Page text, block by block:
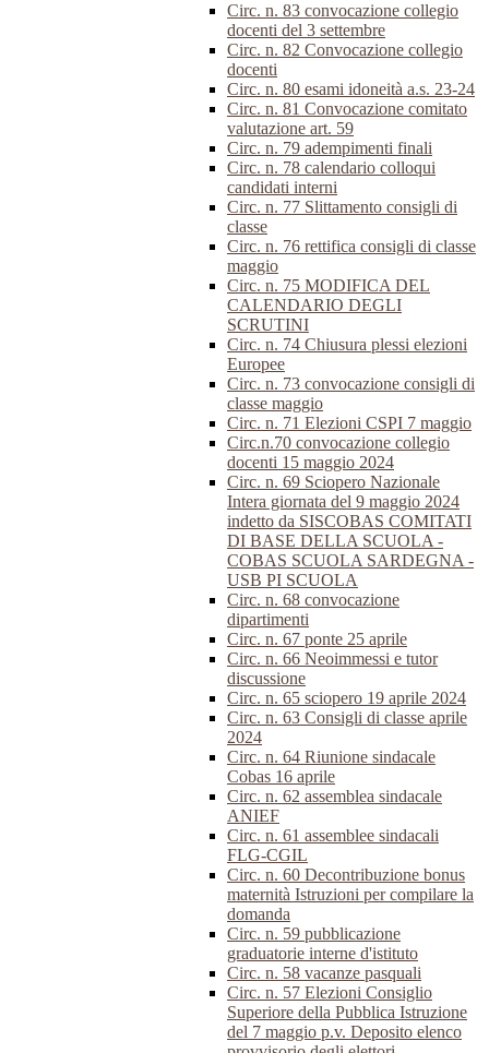
Circ. n. 83 convocazione collegio
docenti del 3 settembre
Circ. n. 82 Convocazione collegio
docenti
Circ. n. 80 esami idoneità a.s. 23-24
Circ. n. 81 Convocazione comitato
valutazione art. 59
Circ. n. 79 adempimenti finali
Circ. n. 78 calendario colloqui
candidati interni
Circ. n. 77 Slittamento consigli di
classe
Circ. n. 76 rettifica consigli di classe
maggio
Circ. n. 75 MODIFICA DEL
CALENDARIO DEGLI
SCRUTINI
Circ. n. 74 Chiusura plessi elezioni
Europee
Circ. n. 73 convocazione consigli di
classe maggio
Circ. n. 71 Elezioni CSPI 7 maggio
Circ.n.70 convocazione collegio
docenti 15 maggio 2024
Circ. n. 69 Sciopero Nazionale
Intera giornata del 9 maggio 2024
indetto da SISCOBAS COMITATI
DI BASE DELLA SCUOLA -
COBAS SCUOLA SARDEGNA -
USB PI SCUOLA
Circ. n. 68 convocazione
dipartimenti
Circ. n. 67 ponte 25 aprile
Circ. n. 66 Neoimmessi e tutor
discussione
Circ. n. 65 sciopero 19 aprile 2024
Circ. n. 63 Consigli di classe aprile
2024
Circ. n. 64 Riunione sindacale
Cobas 16 aprile
Circ. n. 62 assemblea sindacale
ANIEF
Circ. n. 61 assemblee sindacali
FLG-CGIL
Circ. n. 60 Decontribuzione bonus
maternità Istruzioni per compilare la
domanda
Circ. n. 59 pubblicazione
graduatorie interne d'istituto
Circ. n. 58 vacanze pasquali
Circ. n. 57 Elezioni Consiglio
Superiore della Pubblica Istruzione
del 7 maggio p.v. Deposito elenco